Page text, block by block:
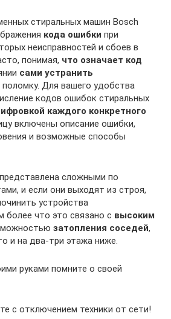
стиральных машин Bosch
кода ошибки при
неисправностей и сбоев в
понимая, что означает код
сами устранить
поломку. Для вашего удобства
кодов ошибок стиральных
каждого конкретного
включены описание ошибки,
и возможные способы
сложными по
и если они выходят из строя,
устройства
более что это связано с высоким
затопления соседей,
и на два-три этажа ниже.
руками помните о своей
с отключением техники от сети!